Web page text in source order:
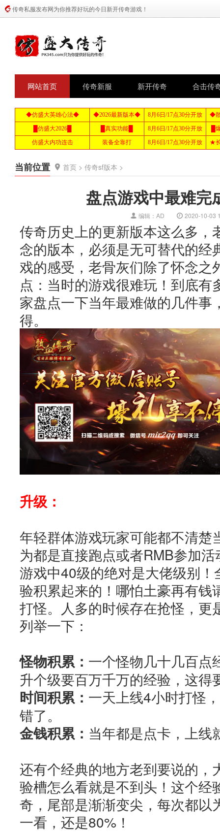
传奇私服发布网为你推荐好玩的今日新开传奇游戏！
网站首页 传奇新服 新开传奇 合击传
当前位置 首页 > 传奇sf版本 >
盘点游戏中最难完
编辑：AD 2020-10-03
传奇历史上的更新版本这么多，
念的版本，必须是无可替代的经
戏的感受，老骨灰们除了怀念之
点：当时的游戏很难玩！到底有
家盘点一下当年最难做的几件事
得。
升级：
年轻群体游戏玩家可能都不清楚
为都是直接跑点或者RMB参加
游戏中40级的绝对是大佬级别
验积累起来的！哪怕土豪再有钱
打怪。人多的时候存在抢怪，更
列举一下：
怪物积累： 一个怪物几十几百点
升个级要百万千万的经验，这得
时间积累： 一天上线4小时打怪
错了。
金钱积累： 当年都是点卡，上线
还有个经典的地方老到要说的，
验槽怎么看就是不到头！这个经
奇，尾部是渐渐变尖，每次都以
一看，还是80%！